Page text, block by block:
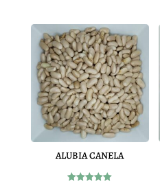
ALUBIA CANELA